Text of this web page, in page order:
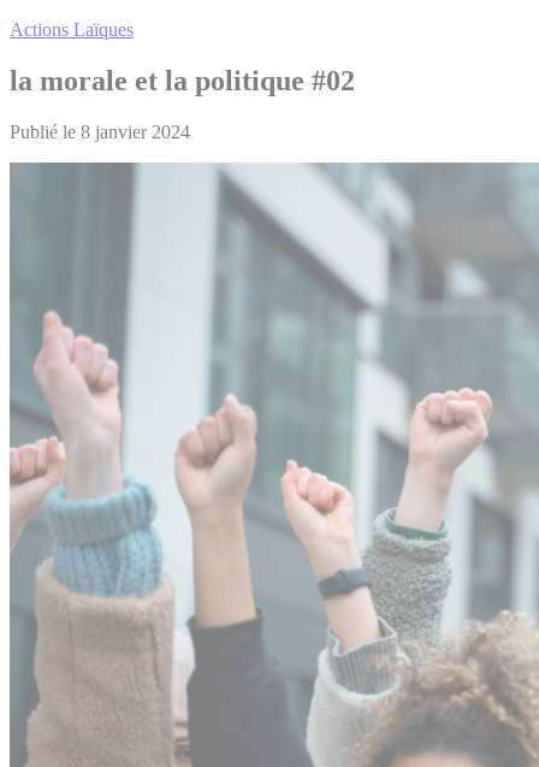
Actions Laïques
la morale et la politique #02
Publié le 8 janvier 2024